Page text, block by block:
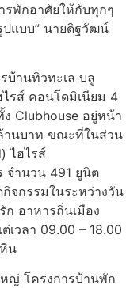
รพักอาศัยให้กับทุกๆ
ปแบบ” นายดิฐวัฒน์
บ้านทิวทะเล บลู
รส์ คอนโดมิเนียม 4
Clubhouse อยู่หน้า
านบาท ขณะที่ในส่วน
ไฮไรส์
จำนวน 491 ยูนิต
จกรรมในระหว่างวัน
อาหารถิ่นเมือง
เวลา 09.00 – 18.00
น
ญ่ โครงการบ้านพัก